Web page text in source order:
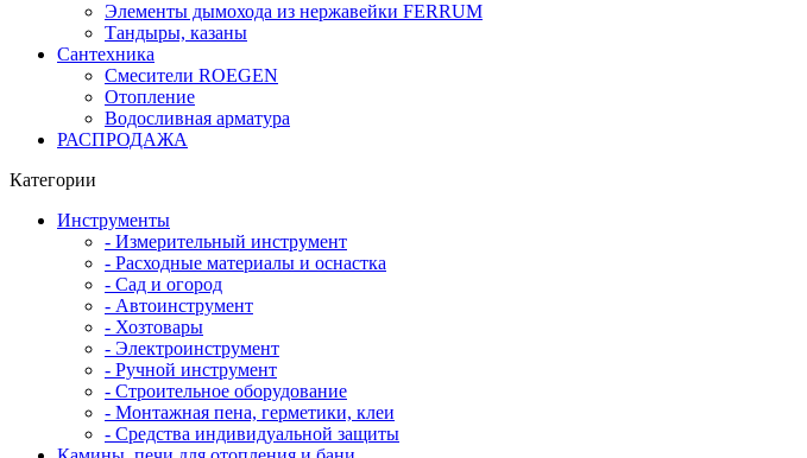
Элементы дымохода из нержавейки FERRUM
Тандыры, казаны
Сантехника
Смесители ROEGEN
Отопление
Водосливная арматура
РАСПРОДАЖА
Категории
Инструменты
- Измерительный инструмент
- Расходные материалы и оснастка
- Сад и огород
- Автоинструмент
- Хозтовары
- Электроинструмент
- Ручной инструмент
- Строительное оборудование
- Монтажная пена, герметики, клеи
- Средства индивидуальной защиты